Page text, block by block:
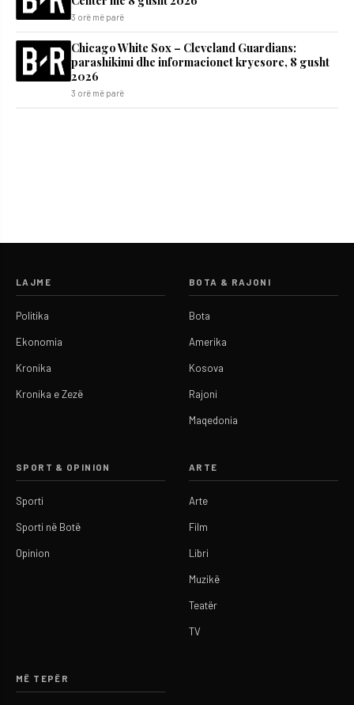
3 orë më parë
Chicago White Sox – Cleveland Guardians:
parashikimi dhe informacionet kryesore, 8 gusht
2026
3 orë më parë
LAJME
Politika
Ekonomia
Kronika
Kronika e Zezë
BOTA & RAJONI
Bota
Amerika
Kosova
Rajoni
Maqedonia
SPORT & OPINION
Sporti
Sporti në Botë
Opinion
ARTE
Arte
Film
Libri
Muzikë
Teatër
TV
MË TEPËR